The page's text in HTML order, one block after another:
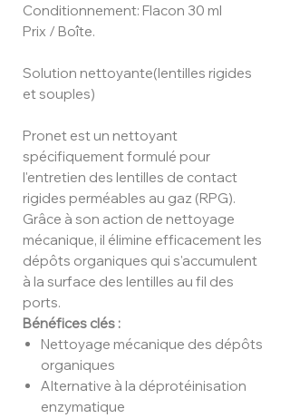
Conditionnement: Flacon 30 ml
Prix / Boîte.
Solution nettoyante(lentilles rigides
et souples)
Pronet est un nettoyant
spécifiquement formulé pour
l'entretien des lentilles de contact
rigides perméables au gaz (RPG).
Grâce à son action de nettoyage
mécanique, il élimine efficacement les
dépôts organiques qui s'accumulent
à la surface des lentilles au fil des
ports.
Bénéfices clés :
Nettoyage mécanique des dépôts
organiques
Alternative à la déprotéinisation
enzymatique